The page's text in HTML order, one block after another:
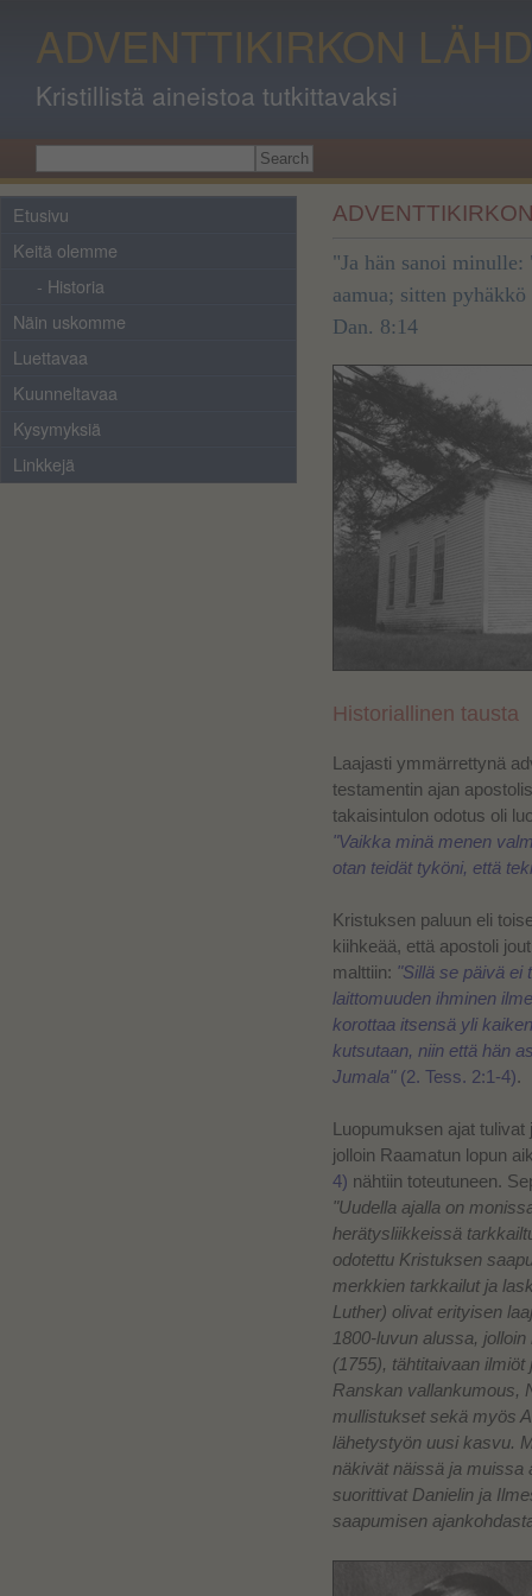
ADVENTTIKIRKON
Kristillistä aineistoa tutkittavaksi
Etusivu
Keitä olemme
- Historia
Näin uskomme
Luettavaa
Kuunneltavaa
Kysymyksiä
Linkkejä
"Ja hän sanoi minulle:
aamua; sitten
Dan. 8:14
Historiallinen tausta
Laajasti ymmärrettynä
testamentin ajan
takaisintulon odotus oli
"Vaikka minä menen
otan teidät tyköni, että
Kristuksen paluun eli
kiihkeää, että apostoli
malttiin: "Sillä se päivä ei
laittomuuden ihminen
korottaa itsensä yli
kutsutaan, niin että hän
Jumala"(2. Tess. 2:1-4).
Luopumuksen ajat
jolloin Raamatun lopun
4) nähtiin toteutuneen.
"Uudella ajalla on
herätysliikkeissä
odotettu Kristuksen
merkkien tarkkailut ja
Luther) olivat erityisen
1800-luvun alussa,
(1755), tähtitaivaan
Ranskan vallankumous,
mullistukset sekä myös
lähetystyön uusi kasvu.
näkivät näissä ja muissa
suorittivat Danielin ja
saapumisen